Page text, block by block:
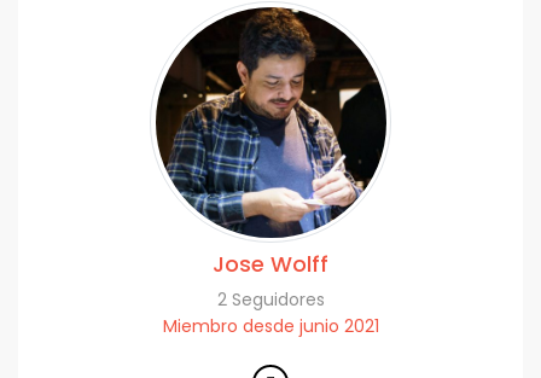
Jose Wolff
2 Seguidores
Miembro desde junio 2021